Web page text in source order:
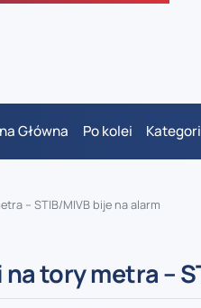
Główna Po kolei
– STIB/MIVB bije na alarm
tory metra –